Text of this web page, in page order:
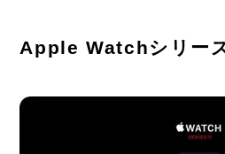
Apple Watchシリー